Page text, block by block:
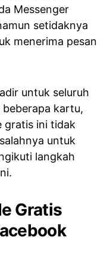
Messenger
setidaknya
menerima pesan
untuk seluruh
kartu,
gratis ini tidak
untuk
langkah
Gratis